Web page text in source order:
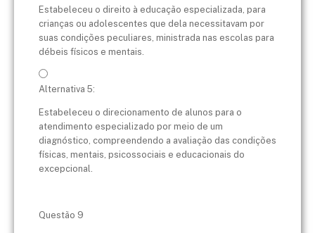
Estabeleceu o direito à educação especializada, para
crianças ou adolescentes que dela necessitavam por
suas condições peculiares, ministrada nas escolas para
débeis físicos e mentais.
Alternativa 5:
Estabeleceu o direcionamento de alunos para o
atendimento especializado por meio de um
diagnóstico, compreendendo a avaliação das condições
físicas, mentais, psicossociais e educacionais do
excepcional.
Questão 9